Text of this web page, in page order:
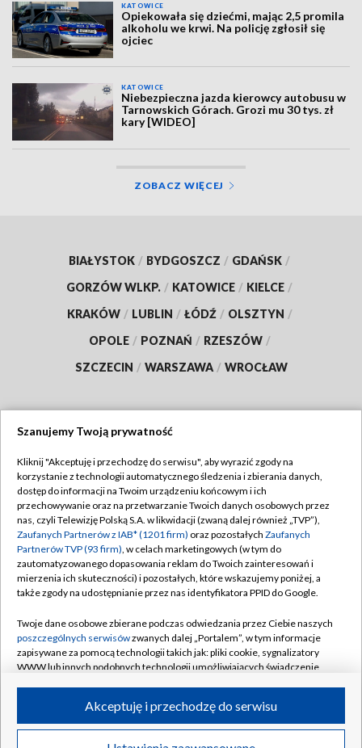
KATOWICE
Opiekowała się dziećmi, mając 2,5 promila
alkoholu we krwi. Na policję zgłosił się
ojciec
KATOWICE
Niebezpieczna jazda kierowcy autobusu w
Tarnowskich Górach. Grozi mu 30 tys. zł
kary [WIDEO]
ZOBACZ WIĘCEJ
BIAŁYSTOK / BYDGOSZCZ / GDAŃSK /
GORZÓW WLKP. / KATOWICE / KIELCE /
KRAKÓW / LUBLIN / ŁÓDŹ / OLSZTYN /
OPOLE / POZNAŃ / RZESZÓW /
SZCZECIN / WARSZAWA / WROCŁAW
TVP
Abonament TVP
Emisja w TVP
Centrum informacji TVP
Naziemna Telewizja Cyfrowa
Rada Programowa
System NOS
Informacje o nadawcy
Program dla prasy
Regulamin TVP
Polityka prywatności
Moje zgody
Pomoc
Kontakt
Kanały
©2026 Telewizja Polska S.A. w likwidacji
Szanujemy Twoją prywatność
Kliknij "Akceptuję i przechodzę do serwisu", aby wyrazić zgody na
korzystanie z technologii automatycznego śledzenia i zbierania danych,
dostęp do informacji na Twoim urządzeniu końcowym i ich
przechowywanie oraz na przetwarzanie Twoich danych osobowych przez
nas, czyli Telewizję Polską S.A. w likwidacji (zwaną dalej również „TVP”),
Zaufanych Partnerów z IAB* (1201 firm) oraz pozostałych Zaufanych
Partnerów TVP (93 firm), w celach marketingowych (w tym do
zautomatyzowanego dopasowania reklam do Twoich zainteresowań i
mierzenia ich skuteczności) i pozostałych, które wskazujemy poniżej, a
także zgody na udostępnianie przez nas identyfikatora PPID do Google.
Twoje dane osobowe zbierane podczas odwiedzania przez Ciebie naszych
poszczególnych serwisówzwanych dalej „Portalem”, w tym informacje
zapisywane za pomocą technologii takich jak: pliki cookie, sygnalizatory
WWW lub innych podobnych technologii umożliwiających świadczenie
ruchu w Internecie.
Twoje dane osobowe zbierane podczas odwiedzania przez Ciebie
Akceptuję i przechodzę do serwisu